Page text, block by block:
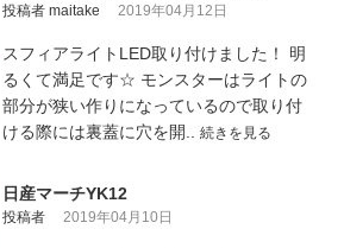
投稿者 maitake 2019年04月12日
スフィアライトLED取り付けました！ 明
るくて満足です☆ モンスターはライトの
部分が狭い作りになっているので取り付
ける際には裏蓋に穴を開.. 続きを見る
日産マーチYK12
投稿者 2019年04月10日